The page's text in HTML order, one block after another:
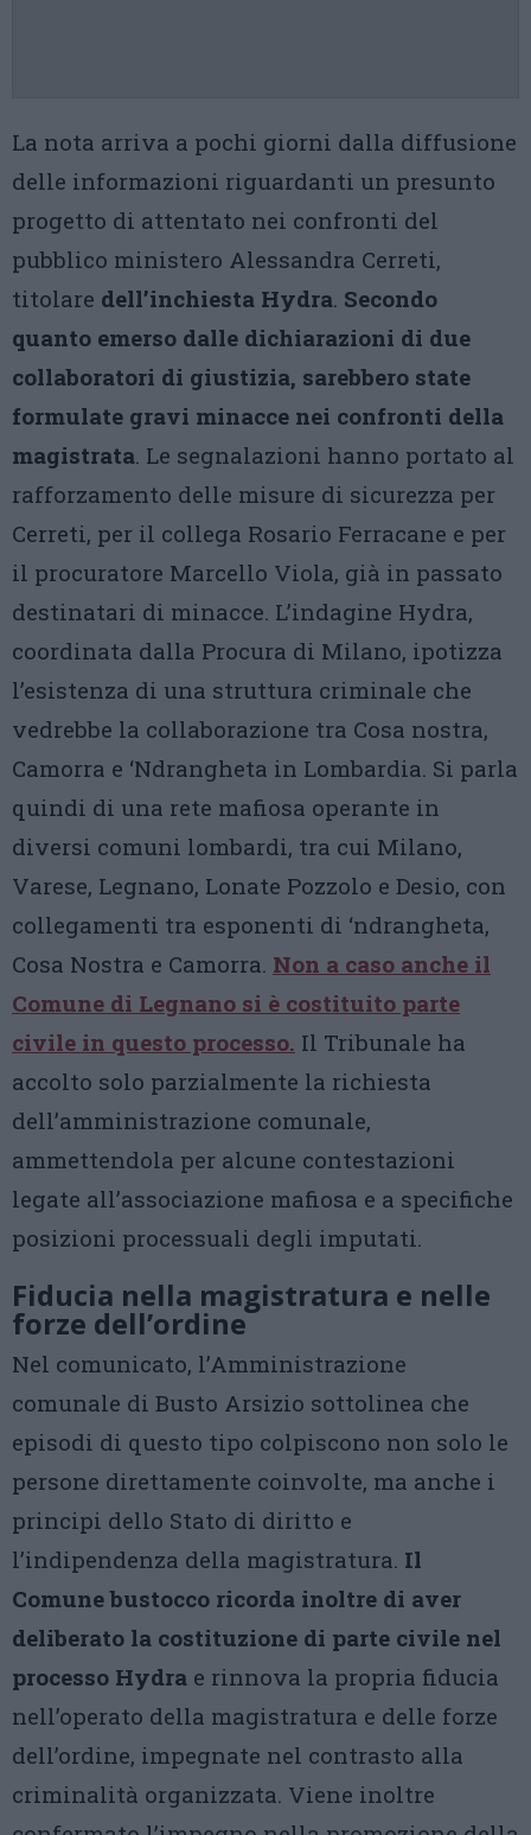
La nota arriva a pochi giorni dalla diffusione
delle informazioni riguardanti un presunto
progetto di attentato nei confronti del
pubblico ministero Alessandra Cerreti,
titolare dell’inchiesta Hydra. Secondo
quanto emerso dalle dichiarazioni di due
collaboratori di giustizia, sarebbero state
formulate gravi minacce nei confronti della
magistrata. Le segnalazioni hanno portato al
rafforzamento delle misure di sicurezza per
Cerreti, per il collega Rosario Ferracane e per
il procuratore Marcello Viola, già in passato
destinatari di minacce. L’indagine Hydra,
coordinata dalla Procura di Milano, ipotizza
l’esistenza di una struttura criminale che
vedrebbe la collaborazione tra Cosa nostra,
Camorra e ‘Ndrangheta in Lombardia. Si parla
quindi di una rete mafiosa operante in
diversi comuni lombardi, tra cui Milano,
Varese, Legnano, Lonate Pozzolo e Desio, con
collegamenti tra esponenti di ‘ndrangheta,
Cosa Nostra e Camorra. Non a caso anche il
Comune di Legnano si è costituito parte
civile in questo processo. Il Tribunale ha
accolto solo parzialmente la richiesta
dell’amministrazione comunale,
ammettendola per alcune contestazioni
legate all’associazione mafiosa e a specifiche
posizioni processuali degli imputati.
Fiducia nella magistratura e nelle
forze dell’ordine
Nel comunicato, l’Amministrazione
comunale di Busto Arsizio sottolinea che
episodi di questo tipo colpiscono non solo le
persone direttamente coinvolte, ma anche i
principi dello Stato di diritto e
l’indipendenza della magistratura. Il
Comune bustocco ricorda inoltre di aver
deliberato la costituzione di parte civile nel
processo Hydra e rinnova la propria fiducia
nell’operato della magistratura e delle forze
dell’ordine, impegnate nel contrasto alla
criminalità organizzata. Viene inoltre